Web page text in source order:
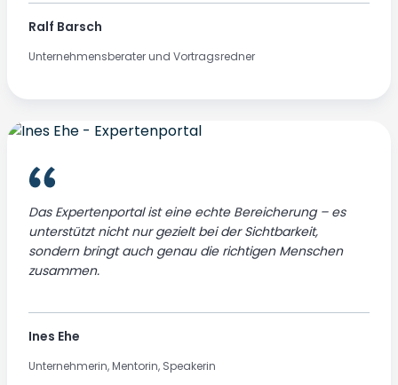
Ralf Barsch
Unternehmensberater und Vortragsredner
Das Expertenportal ist eine echte Bereicherung – es
unterstützt nicht nur gezielt bei der Sichtbarkeit,
sondern bringt auch genau die richtigen Menschen
zusammen.
Ines Ehe
Unternehmerin, Mentorin, Speakerin